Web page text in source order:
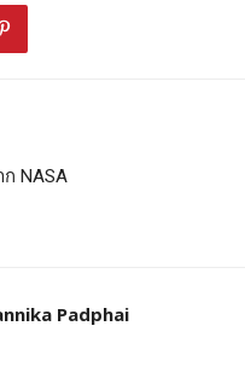
NASA
Padphai